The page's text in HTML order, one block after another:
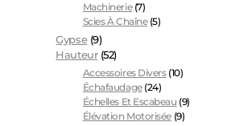
Machinerie (7)
Scies À Chaîne (5)
Gypse (9)
Hauteur (52)
Accessoires Divers (10)
Échafaudage (24)
Échelles Et Escabeau (9)
Élévation Motorisée (9)